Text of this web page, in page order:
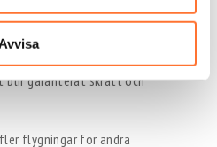
Avvisa
och titta på flygningen.
fikapaket eller gå vidare till
blir garanterat skratt och
flygningar för andra